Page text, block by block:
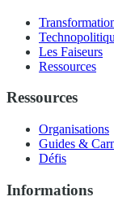
Les Faiseurs
Ressources
Ressources
Organisations
Guides &
Défis
Informations